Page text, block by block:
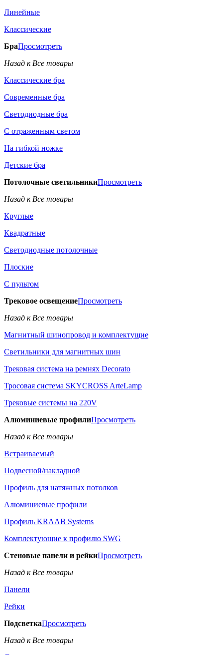
Линейные
Классические
БраПросмотреть
Назад к Все товары
Классические бра
Современные бра
Светодиодные бра
С отраженным светом
На гибкой ножке
Детские бра
Потолочные светильникиПросмотреть
Назад к Все товары
Круглые
Квадратные
Светодиодные потолочные
Плоские
С пультом
Трековое освещениеПросмотреть
Назад к Все товары
Магнитный шинопровод и комплектущие
Светильники для магнитных шин
Трековая система на ремнях Decorato
Тросовая система SKYCROSS ArteLamp
Трековые системы на 220V
Алюминиевые профилиПросмотреть
Назад к Все товары
Встраиваемый
Подвесной/накладной
Профиль для натяжных потолков
Алюминиевые профили
Профиль KRAAB Systems
Комплектующие к профилю SWG
Стеновые панели и рейкиПросмотреть
Назад к Все товары
Панели
Рейки
ПодсветкаПросмотреть
Назад к Все товары